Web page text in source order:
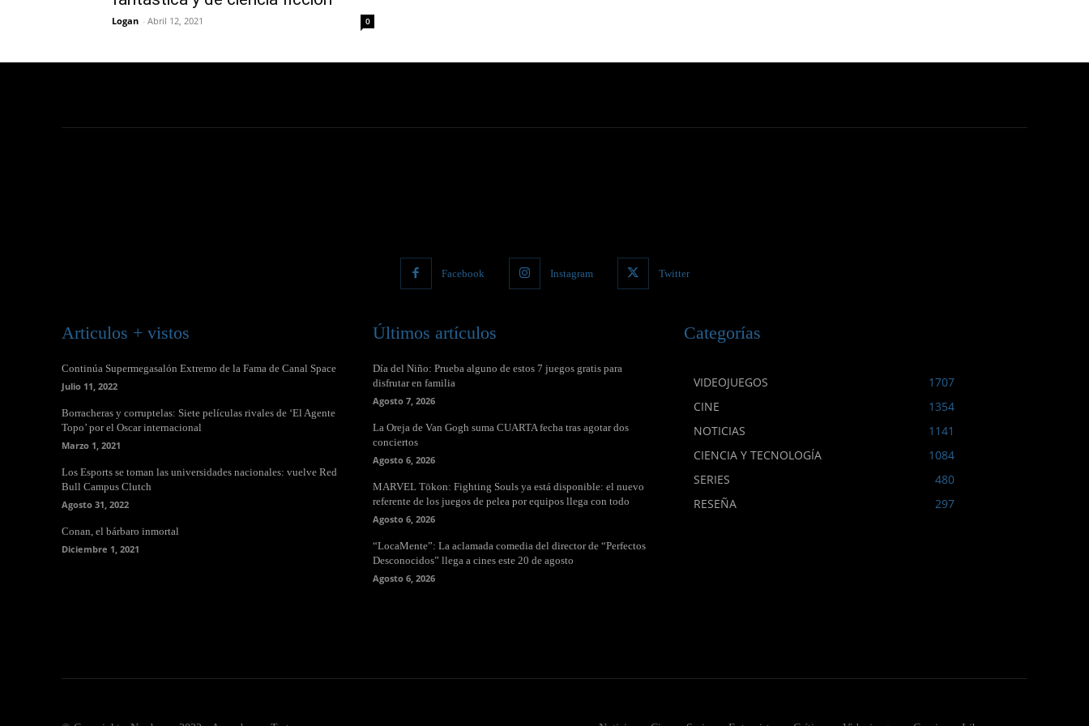
Logan - Abril 12, 2021 0
Facebook Instagram Twitter
Articulos + vistos
Continúa Supermegasalón Extremo de la Fama de Canal Space
Julio 11, 2022
Borracheras y corruptelas: Siete películas rivales de ‘El Agente
Topo’ por el Oscar internacional
Marzo 1, 2021
Los Esports se toman las universidades nacionales: vuelve Red
Bull Campus Clutch
Agosto 31, 2022
Conan, el bárbaro inmortal
Diciembre 1, 2021
Últimos artículos
Día del Niño: Prueba alguno de estos 7 juegos gratis para
disfrutar en familia
Agosto 7, 2026
La Oreja de Van Gogh suma CUARTA fecha tras agotar dos
conciertos
Agosto 6, 2026
MARVEL Tōkon: Fighting Souls ya está disponible: el nuevo
referente de los juegos de pelea por equipos llega con todo
Agosto 6, 2026
“LocaMente”: La aclamada comedia del director de “Perfectos
Desconocidos” llega a cines este 20 de agosto
Agosto 6, 2026
Categorías
VIDEOJUEGOS
1707
CINE
1354
NOTICIAS
1141
CIENCIA Y TECNOLOGÍA
1084
SERIES
480
RESEÑA
297